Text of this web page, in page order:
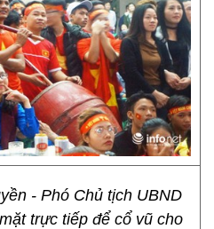
- Phó Chủ tịch UBND
trực tiếp để cổ vũ cho